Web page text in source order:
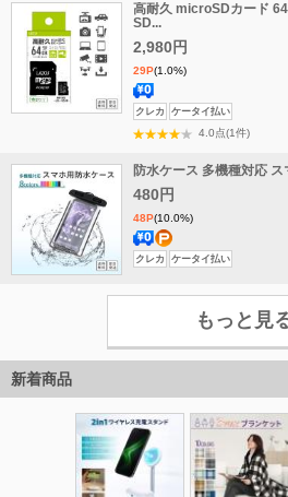
無
料
高耐久 microSDカード
SD...
2,980円
29P(1.0%)
送
料
料
クレカ ケータイ払い
4.0点(1件)
防水ケース 多機種対応
480円
48P(10.0%)
送
ポ
増
クレカ ケータイ払い
もっと見
新着商品